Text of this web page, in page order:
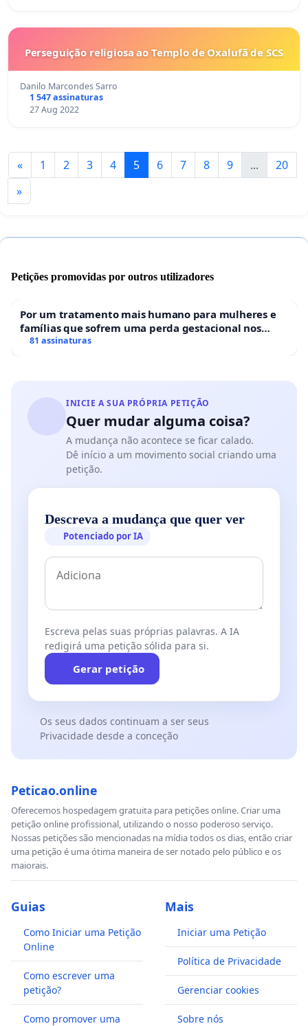
Perseguição religiosa ao Templo de Oxalufã de SCS
Danilo Marcondes Sarro
1 547 assinaturas
27 Aug 2022
« 1 2 3 4 5 6 7 8 9 ...
20
»
Petições promovidas por outros utilizadores
Por um tratamento mais humano para mulheres e
famílias que sofrem uma perda gestacional nos
hospitais portugueses
81 assinaturas
INICIE A SUA PRÓPRIA PETIÇÃO
Quer mudar alguma coisa?
A mudança não acontece se ficar calado.
Dê início a um movimento social criando uma
petição.
Descreva a mudança que quer ver
Potenciado por IA
Escreva pelas suas próprias palavras. A IA
redigirá uma petição sólida para si.
Gerar petição
Os seus dados continuam a ser seus
Privacidade desde a conceção
Peticao.online
Oferecemos hospedagem gratuita para petições online. Criar uma
petição online profissional, utilizando o nosso poderoso serviço.
Nossas petições são mencionadas na mídia todos os dias, então criar
uma petição é uma ótima maneira de ser notado pelo público e os
maiorais.
Guias
Como Iniciar uma Petição
Online
Como escrever uma
petição?
Como promover uma
Mais
Iniciar uma Petição
Política de Privacidade
Gerenciar cookies
Sobre nós